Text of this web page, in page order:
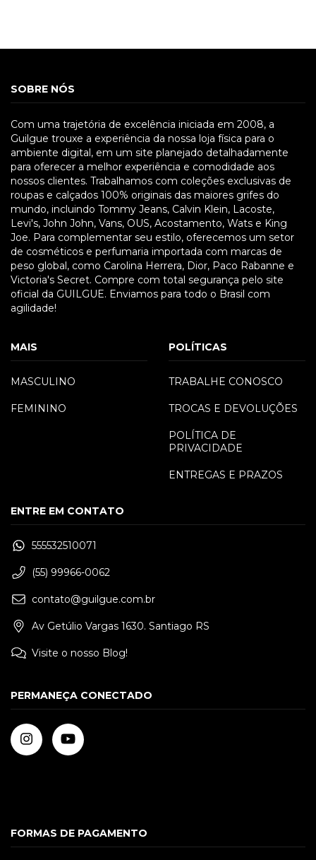
SOBRE NÓS
Com uma trajetória de excelência iniciada em 2008, a
Guilgue trouxe a experiência da nossa loja física para o
ambiente digital, em um site planejado detalhadamente
para oferecer a melhor experiência e comodidade aos
nossos clientes. Trabalhamos com coleções exclusivas de
roupas e calçados 100% originais das maiores grifes do
mundo, incluindo Tommy Jeans, Calvin Klein, Lacoste,
Levi's, John John, Vans, OUS, Acostamento, Wats e King
Joe. Para complementar seu estilo, oferecemos um setor
de cosméticos e perfumaria importada com marcas de
peso global, como Carolina Herrera, Dior, Paco Rabanne e
Victoria's Secret. Compre com total segurança pelo site
oficial da GUILGUE. Enviamos para todo o Brasil com
agilidade!
MAIS
MASCULINO
FEMININO
POLÍTICAS
TRABALHE CONOSCO
TROCAS E DEVOLUÇÕES
POLÍTICA DE
PRIVACIDADE
ENTREGAS E PRAZOS
ENTRE EM CONTATO
555532510071
(55) 99966-0062
contato@guilgue.com.br
Av Getúlio Vargas 1630. Santiago RS
Visite o nosso Blog!
PERMANEÇA CONECTADO
FORMAS DE PAGAMENTO